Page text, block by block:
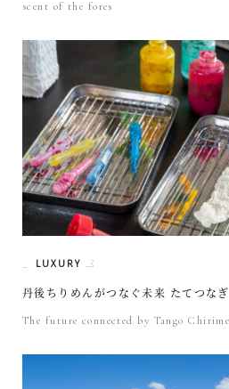
scent of the fores
LUXURY
丹後ちりめんがつなぐ未来 たてつなぎ
The future connected by Tango